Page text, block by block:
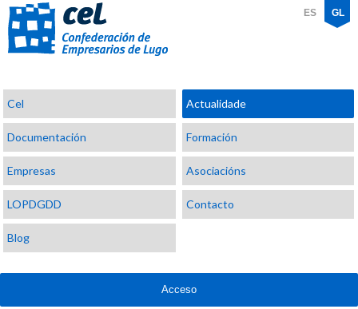
Confederación
de
Empresarios
de
Lugo
ES GL
Cel Actualidade
Documentación Formación
Empresas Asociacións
LOPDGDD Contacto
Blog
Acceso